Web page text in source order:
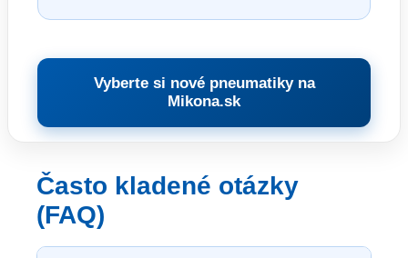
Vyberte si nové pneumatiky na
Mikona.sk
Často kladené otázky
(FAQ)